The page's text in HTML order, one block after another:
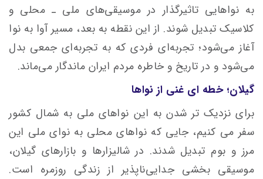
به نواهایی تاثیرگذار در موسیقی‌های ملی ـ محلی و
کلاسیک تبدیل شوند. از این نقطه به بعد، مسیر آوا به نوا
آغاز می‌شود؛ تجربه‌ای فردی که به تجربه‌ای جمعی بدل
می‌شود و در تاریخ و خاطره مردم ایران ماندگار می‌ماند.
گیلان؛ خطه ای غنی از نواها
برای نزدیک تر شدن به این نواهای ملی به شمال کشور
سفر می کنیم، جایی که نواهای محلی به نوای ملی این
مرز و بوم تبدیل شدند. در شالیزارها و بازارهای گیلان،
موسیقی بخشی جدایی‌ناپذیر از زندگی روزمره است.